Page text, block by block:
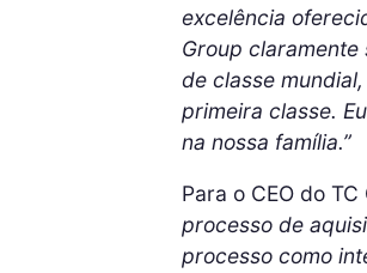
excelência
Group
de classe
primeira classe.
na nossa família.”
Para o CEO do
processo de
processo como